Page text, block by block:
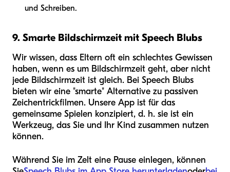
und Schreiben.
9. Smarte Bildschirmzeit mit Speech Blubs
Wir wissen, dass Eltern oft ein schlechtes Gewissen
haben, wenn es um Bildschirmzeit geht, aber nicht
jede Bildschirmzeit ist gleich. Bei Speech Blubs
bieten wir eine "smarte" Alternative zu passiven
Zeichentrickfilmen. Unsere App ist für das
gemeinsame Spielen konzipiert, d. h. sie ist ein
Werkzeug, das Sie und Ihr Kind zusammen nutzen
können.
Während Sie im Zelt eine Pause einlegen, können